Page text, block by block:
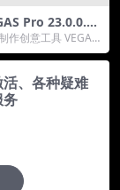
Pro 23.0.0.30
影像视频剪辑
版
作创意工具 VEGAS
发布，这绝对是一
、各种疑难
务